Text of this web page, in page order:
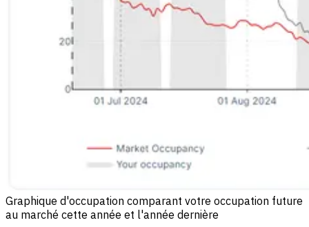
Graphique d'occupation comparant votre occupation future
au marché cette année et l'année dernière